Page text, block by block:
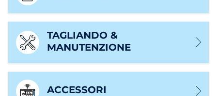
TAGLIANDO &
MANUTENZIONE
ACCESSORI